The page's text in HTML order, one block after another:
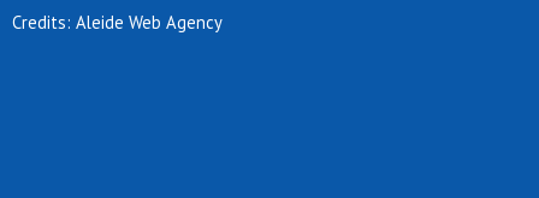
Credits: Aleide Web Agency